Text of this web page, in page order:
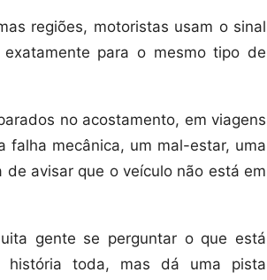
regiões, motoristas usam o sinal
para o mesmo tipo de
no acostamento, em viagens
falha mecânica, um mal-estar, uma
avisar que o veículo não está em
gente se perguntar o que está
história toda, mas dá uma pista